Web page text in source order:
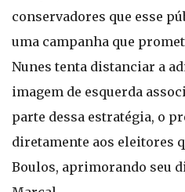
conservadores que esse
uma campanha que
Nunes tenta distanciar a
imagem de esquerda
parte dessa estratégia, o
diretamente aos eleitores
Boulos, aprimorando seu